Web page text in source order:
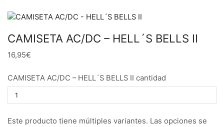
CAMISETA AC/DC – HELL´S BELLS II
16,95€
CAMISETA AC/DC – HELL´S BELLS II cantidad
Este producto tiene múltiples variantes. Las opciones se